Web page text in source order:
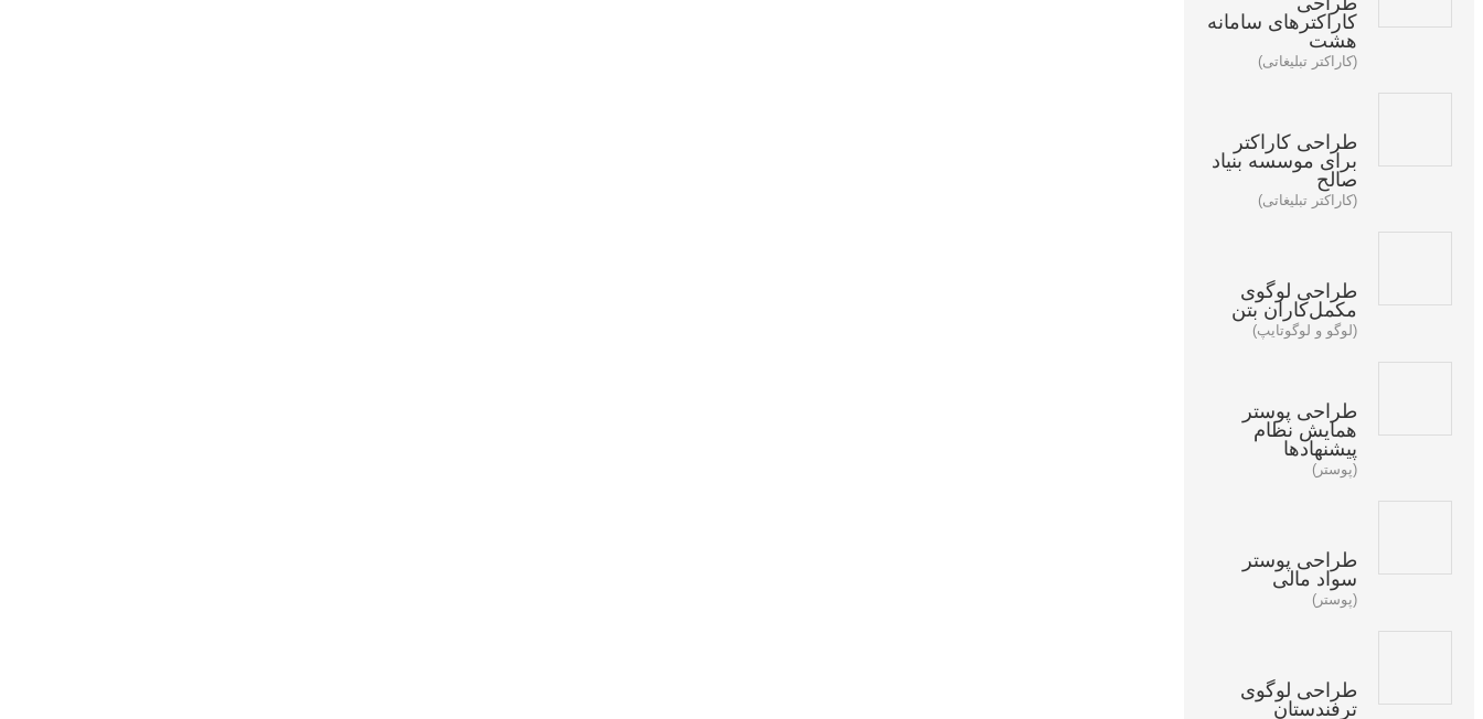
کاراکترهای سامانه
هشت
(کاراکتر تبلیغاتی)
طراحی کاراکتر
برای موسسه بنیاد
صالح
(کاراکتر تبلیغاتی)
طراحی لوگوی
مکمل‌کاران بتن
(لوگو و لوگوتایپ)
طراحی پوستر
همایش نظام
پیشنهادها
(پوستر)
طراحی پوستر
سواد مالی
(پوستر)
طراحی لوگوی
ترفندستان